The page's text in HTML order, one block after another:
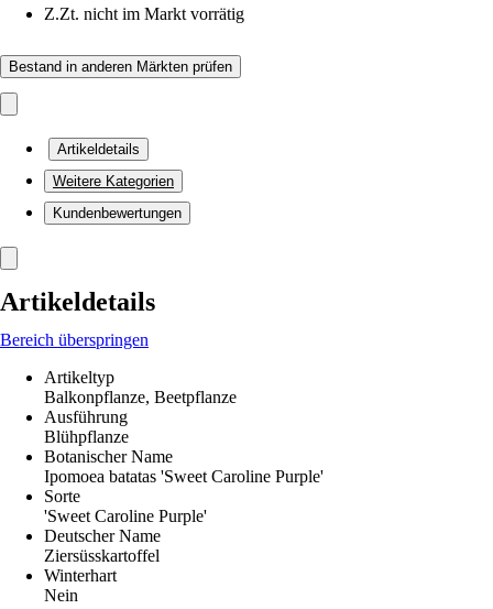
Z.Zt. nicht im Markt vorrätig
Bestand in anderen Märkten prüfen
Artikeldetails
Weitere Kategorien
Kundenbewertungen
Artikeldetails
Bereich überspringen
Artikeltyp
Balkonpflanze, Beetpflanze
Ausführung
Blühpflanze
Botanischer Name
Ipomoea batatas 'Sweet Caroline Purple'
Sorte
'Sweet Caroline Purple'
Deutscher Name
Ziersüsskartoffel
Winterhart
Nein